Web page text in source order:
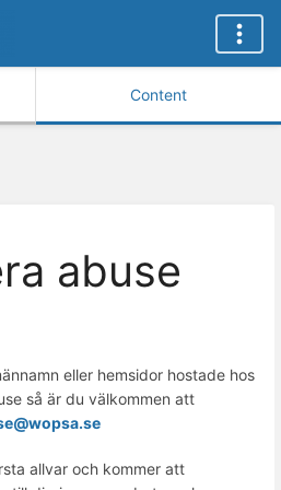
Content
abuse
eller hemsidor hostade hos
så är du välkommen att
allvar och kommer att